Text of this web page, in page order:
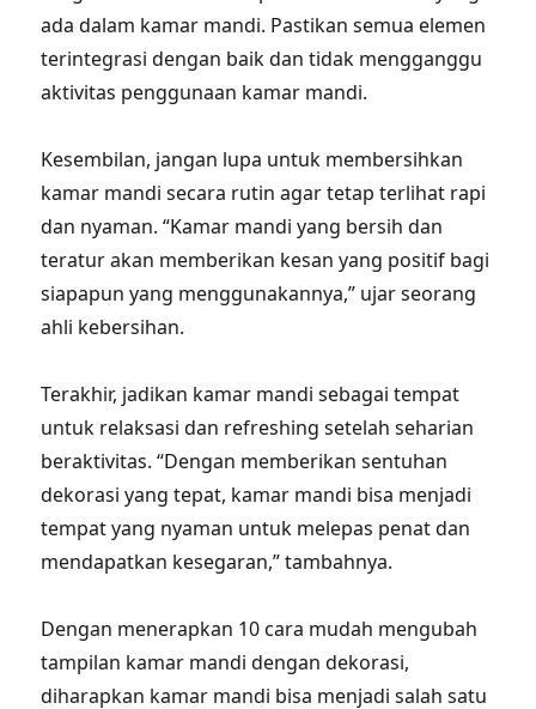
ada dalam kamar mandi. Pastikan semua elemen
terintegrasi dengan baik dan tidak mengganggu
aktivitas penggunaan kamar mandi.
Kesembilan, jangan lupa untuk membersihkan
kamar mandi secara rutin agar tetap terlihat rapi
dan nyaman. “Kamar mandi yang bersih dan
teratur akan memberikan kesan yang positif bagi
siapapun yang menggunakannya,” ujar seorang
ahli kebersihan.
Terakhir, jadikan kamar mandi sebagai tempat
untuk relaksasi dan refreshing setelah seharian
beraktivitas. “Dengan memberikan sentuhan
dekorasi yang tepat, kamar mandi bisa menjadi
tempat yang nyaman untuk melepas penat dan
mendapatkan kesegaran,” tambahnya.
Dengan menerapkan 10 cara mudah mengubah
tampilan kamar mandi dengan dekorasi,
diharapkan kamar mandi bisa menjadi salah satu